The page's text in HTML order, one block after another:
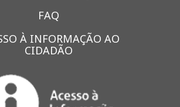
FAQ
À INFORMAÇÃO AO
CIDADÃO